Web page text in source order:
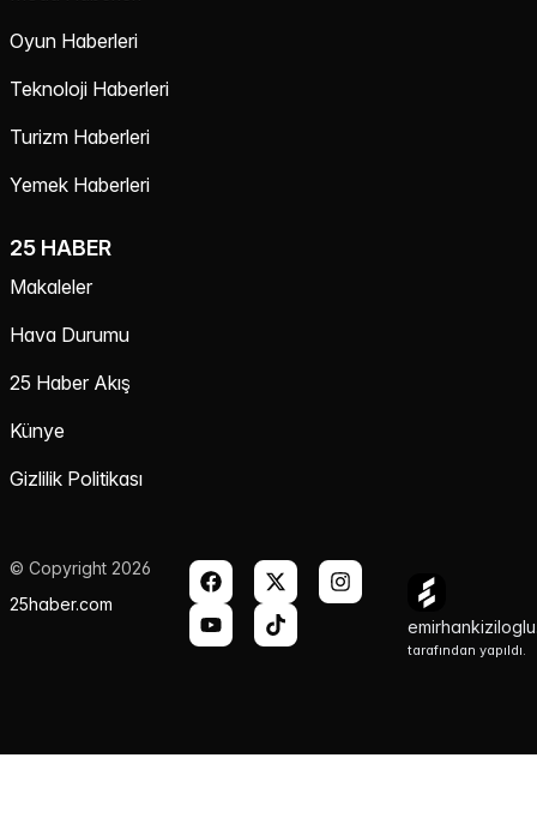
Oyun Haberleri
Teknoloji Haberleri
Turizm Haberleri
Yemek Haberleri
25 HABER
Makaleler
Hava Durumu
25 Haber Akış
Künye
Gizlilik Politikası
© Copyright 2026
25haber.com
tarafından yapıldı.